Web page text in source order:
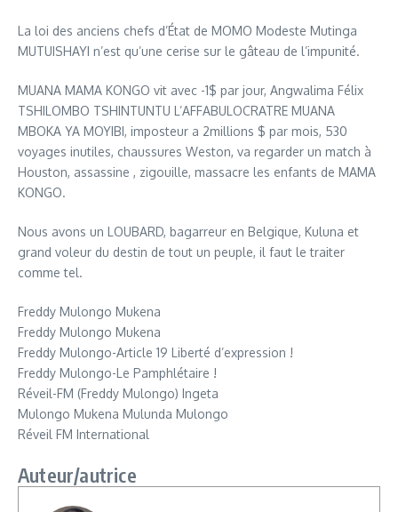
La loi des anciens chefs d’État de MOMO Modeste Mutinga
MUTUISHAYI n’est qu’une cerise sur le gâteau de l’impunité.
MUANA MAMA KONGO vit avec -1$ par jour, Angwalima Félix
TSHILOMBO TSHINTUNTU L’AFFABULOCRATRE MUANA
MBOKA YA MOYIBI, imposteur a 2millions $ par mois, 530
voyages inutiles, chaussures Weston, va regarder un match à
Houston, assassine , zigouille, massacre les enfants de MAMA
KONGO.
Nous avons un LOUBARD, bagarreur en Belgique, Kuluna et
grand voleur du destin de tout un peuple, il faut le traiter
comme tel.
Freddy Mulongo Mukena
Freddy Mulongo Mukena
Freddy Mulongo-Article 19 Liberté d’expression !
Freddy Mulongo-Le Pamphlétaire !
Réveil-FM (Freddy Mulongo) Ingeta
Mulongo Mukena Mulunda Mulongo
Réveil FM International
Auteur/autrice